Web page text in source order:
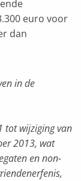
euro voor
dan
in de
tot wijziging van
2013, wat
en non-